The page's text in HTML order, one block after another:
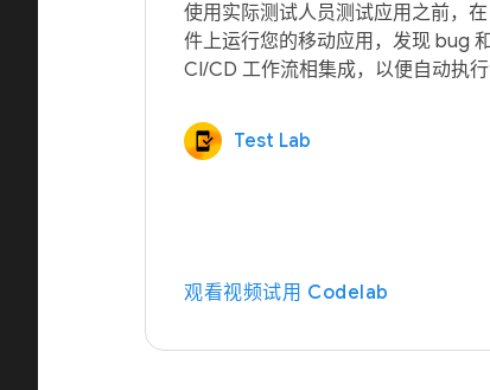
使用实际测试人员测试应用之前，
件上运行您的移动应用，发现 bug
Test Lab
观看视频试用 Codelab